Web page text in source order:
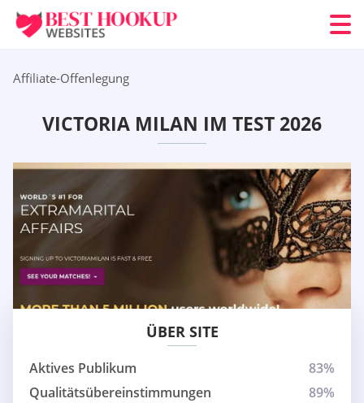
Affiliate-Offenlegung
VICTORIA MILAN IM TEST 2026
ÜBER SITE
Aktives Publikum
83%
Qualitätsübereinstimmungen
89%